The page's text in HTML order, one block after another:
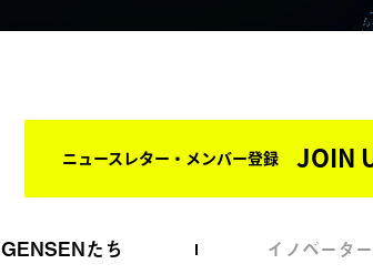
ニュースレター・メンバー登録 JOIN
GENSENたち イノベータ